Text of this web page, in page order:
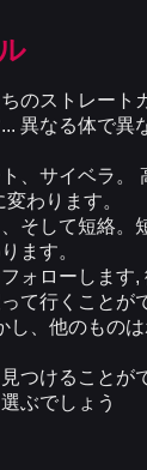
のストレート
異なる体で異
、サイベラ。
わります。
そして短絡。
ます。
ォローします,
て行くことが
し、他のもの
つけることが
ぶでしょう